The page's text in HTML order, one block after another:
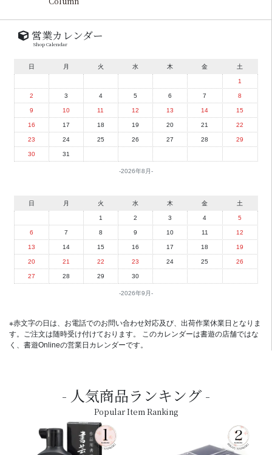
営業カレンダー
Shop Calendar
2026年8月
日 月 火 水 木 金 土
1
2 3 4 5 6 7 8
9 10 11 12 13 14 15
16 17 18 19 20 21 22
23 24 25 26 27 28 29
30 31
2026年9月
日 月 火 水 木 金 土
1 2 3 4 5
6 7 8 9 10 11 12
13 14 15 16 17 18 19
20 21 22 23 24 25 26
27 28 29 30
※赤文字の日は、お電話でのお問い合わせ対応及び、出荷作業休業日となりま
す。ご注文は随時受け付けております。 このカレンダーは書遊の店舗ではな
く、書遊Onlineの営業日カレンダーです。
人気商品ランキング
Popular Item Ranking